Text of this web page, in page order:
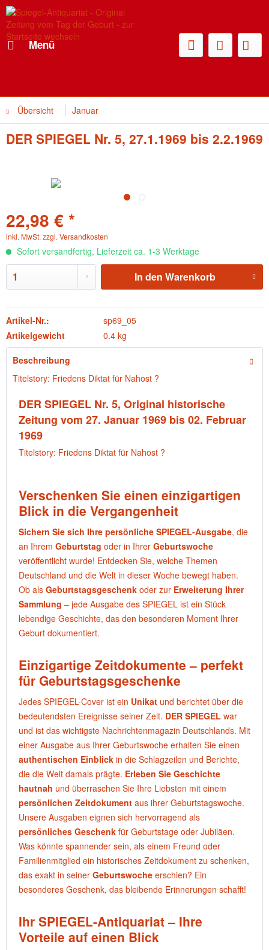
Menü
Übersicht Januar
DER SPIEGEL Nr. 5, 27.1.1969 bis 2.2.1969
22,98 € *
inkl. MwSt. zzgl. Versandkosten
Sofort versandfertig, Lieferzeit ca. 1-3 Werktage
In den Warenkorb
Artikel-Nr.:
sp69_05
Artikelgewicht
0.4 kg
Beschreibung
Titelstory: Friedens Diktat für Nahost ?
DER SPIEGEL Nr. 5, Original historische
Zeitung vom 27. Januar 1969 bis 02. Februar
1969
Titelstory: Friedens Diktat für Nahost ?
Verschenken Sie einen einzigartigen
Blick in die Vergangenheit
Sichern Sie sich Ihre persönliche SPIEGEL-Ausgabe, die
an Ihrem Geburtstag oder in Ihrer Geburtswoche
veröffentlicht wurde! Entdecken Sie, welche Themen
Deutschland und die Welt in dieser Woche bewegt haben.
Ob als Geburtstagsgeschenk oder zur Erweiterung Ihrer
Sammlung – jede Ausgabe des SPIEGEL ist ein Stück
lebendige Geschichte, das den besonderen Moment Ihrer
Geburt dokumentiert.
Einzigartige Zeitdokumente – perfekt
für Geburtstagsgeschenke
Jedes SPIEGEL-Cover ist ein Unikat und berichtet über die
bedeutendsten Ereignisse seiner Zeit. DER SPIEGEL war
und ist das wichtigste Nachrichtenmagazin Deutschlands. Mit
einer Ausgabe aus Ihrer Geburtswoche erhalten Sie einen
authentischen Einblick in die Schlagzeilen und Berichte,
die die Welt damals prägte. Erleben Sie Geschichte
hautnah und überraschen Sie Ihre Liebsten mit einem
persönlichen Zeitdokument aus ihrer Geburtstagswoche.
Unsere Ausgaben eignen sich hervorragend als
persönliches Geschenk für Geburtstage oder Jubiläen.
Was könnte spannender sein, als einem Freund oder
Familienmitglied ein historisches Zeitdokument zu schenken,
das exakt in seiner Geburtswoche erschien? Ein
besonderes Geschenk, das bleibende Erinnerungen schafft!
Ihr SPIEGEL-Antiquariat – Ihre
Vorteile auf einen Blick